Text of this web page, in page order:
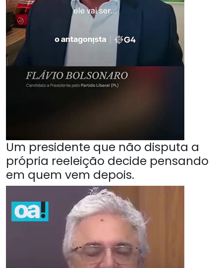
Um presidente que não disputa a
própria reeleição decide pensando
em quem vem depois.